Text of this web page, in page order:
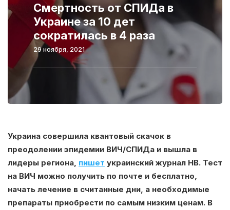
Смертность от СПИДа в
Украине за 10 дет
сократилась в 4 раза
29 ноября, 2021
Украина совершила квантовый скачок в
преодолении эпидемии ВИЧ/СПИДа и вышла в
лидеры региона, пишет украинский журнал НВ. Тест
на ВИЧ можно получить по почте и бесплатно,
начать лечение в считанные дни, а необходимые
препараты приобрести по самым низким ценам. В